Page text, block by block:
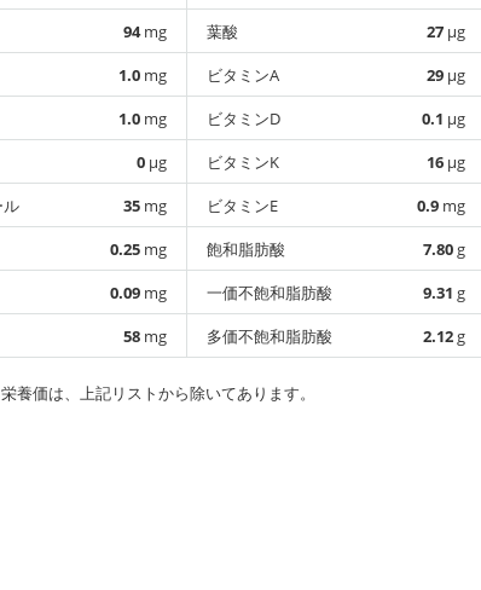
94mg
1.0 mg
1.0 mg
0 µg
ル
35 mg
0.25 mg
0.09 mg
58 mg
葉酸
27 µg
ビタミンA
29 µg
ビタミンD
0.1 µg
ビタミンK
16 µg
ビタミンE
0.9 mg
飽和脂肪酸
7.80g
一価不飽和脂肪酸
9.31 g
多価不飽和脂肪酸
2.12g
養価は、上記リストから除いてあります。